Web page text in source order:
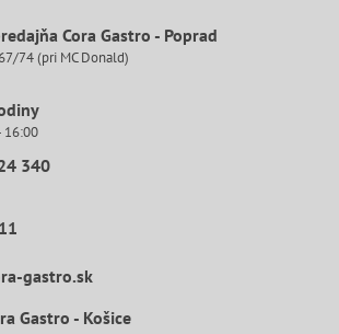
Cora Gastro - Poprad
74 (pri MC Donald)
16:00
340
gastro​.sk
Gastro - Košice